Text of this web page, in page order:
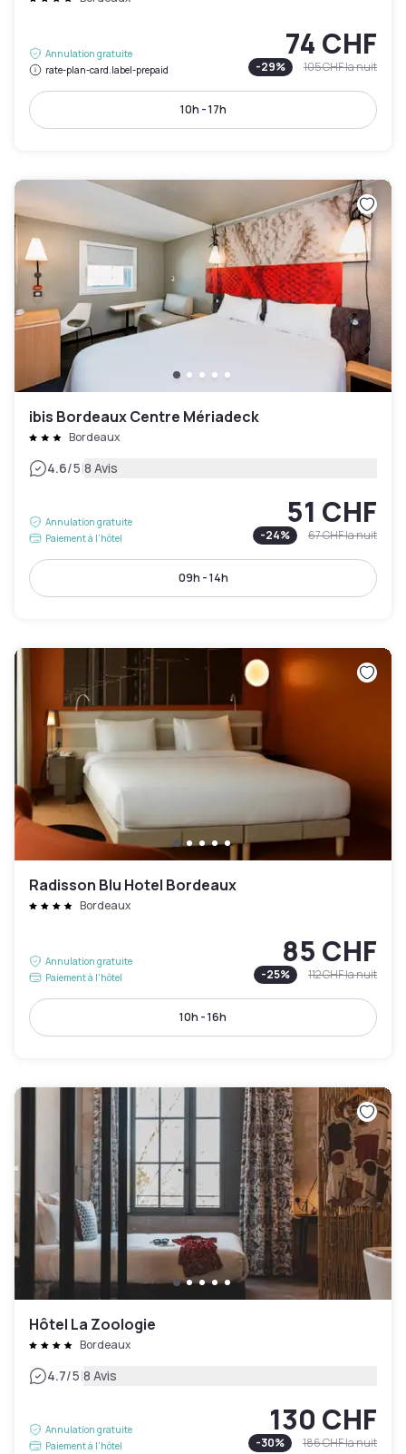
Annulation gratuite
rate-plan-card.label-prepaid
74 CHF
-29% 105 CHFla nuit
10h - 17h
ibis Bordeaux Centre Mériadeck
Bordeaux
4.6/5|8 Avis
Annulation gratuite
Paiement à l'hôtel
51 CHF
-24% 67 CHFla nuit
09h - 14h
Radisson Blu Hotel Bordeaux
Bordeaux
Annulation gratuite
Paiement à l'hôtel
85 CHF
-25% 112 CHFla nuit
10h - 16h
Hôtel La Zoologie
Bordeaux
4.7/5|8 Avis
Annulation gratuite
Paiement à l'hôtel
130 CHF
-30% 186 CHFla nuit